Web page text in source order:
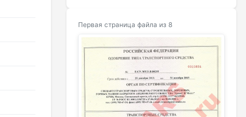
Первая страница файла из 8